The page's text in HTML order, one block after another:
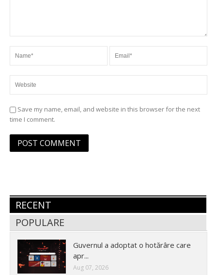
Save my name, email, and website in this browser for the next
time I comment.
RECENT
POPULARE
Guvernul a adoptat o hotărâre care
apr...
Aug 07, 2026